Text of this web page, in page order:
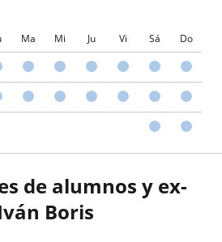
Ma Mi Ju Vi Sá Do
de alumnos y ex-
Boris